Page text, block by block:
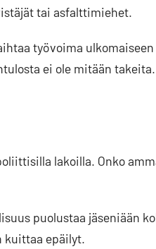
tai asfalttimiehet.
työvoima
ei ole mitään takeita.
lakoilla. Onko
puolustaa jäseniään
kuittaa epäilyt.